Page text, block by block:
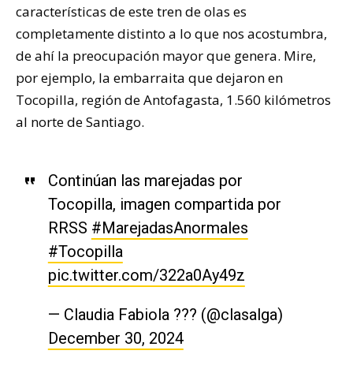
características de este tren de olas es
completamente distinto a lo que nos acostumbra,
de ahí la preocupación mayor que genera. Mire,
por ejemplo, la embarraita que dejaron en
Tocopilla, región de Antofagasta, 1.560 kilómetros
al norte de Santiago.
Continúan las marejadas por
Tocopilla, imagen compartida por
RRSS #MarejadasAnormales
#Tocopilla
pic.twitter.com/322a0Ay49z
— Claudia Fabiola ??? (@clasalga)
December 30, 2024